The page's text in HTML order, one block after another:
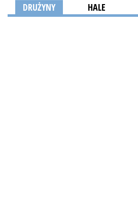
DRUŻYNY HALE